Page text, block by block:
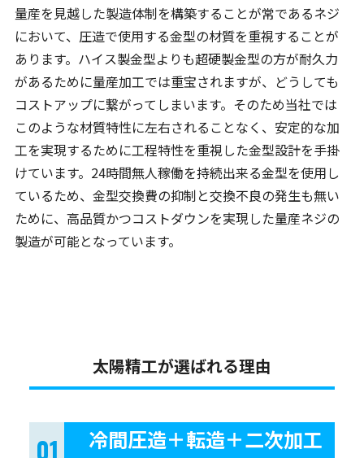
量産を見越した製造体制を構築することが常であるネジ
において、圧造で使用する金型の材質を重視することが
あります。ハイス製金型よりも超硬製金型の方が耐久力
があるために量産加工では重宝されますが、どうしても
コストアップに繋がってしまいます。そのため当社では
このような材質特性に左右されることなく、安定的な加
工を実現するために工程特性を重視した金型設計を手掛
けています。24時間無人稼働を持続出来る金型を使用し
ているため、金型交換費の抑制と交換不良の発生も無い
ために、高品質かつコストダウンを実現した量産ネジの
製造が可能となっています。
太陽精工が選ばれる理由
冷間圧造＋転造＋二次加工